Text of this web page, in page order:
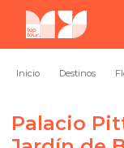
Inicio Destinos
Palacio